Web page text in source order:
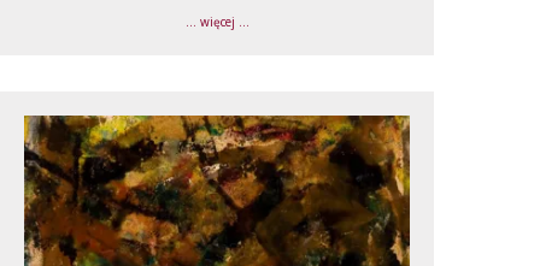
... więcej ...